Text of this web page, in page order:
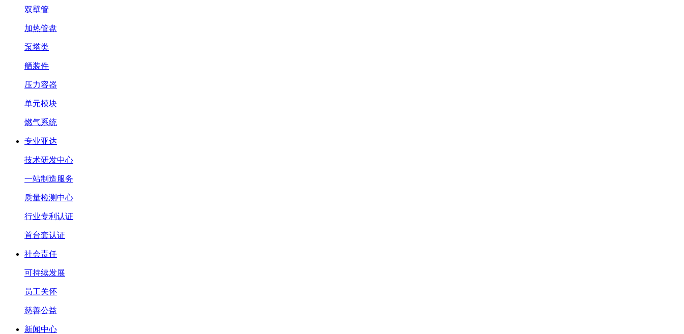
双壁管
加热管盘
泵塔类
舾装件
压力容器
单元模块
燃气系统
专业亚达
技术研发中心
一站制造服务
质量检测中心
行业专利认证
首台套认证
社会责任
可持续发展
员工关怀
慈善公益
新闻中心